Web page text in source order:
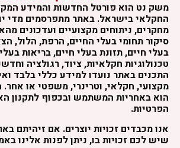
משק נט הוא פורטל החדשות והמידע
החקלאי בישראל. באתר מתפרסמים מדי
מחקרים, ניתוחים מקצועיים ועדכונים
סיקור תחומי בעלי החיים, הרפת, הלול,
בעלי חיים, תזונת בעלי חיים, בריאות
טכנולוגיות חקלאיות, ציוד, רגולציה
התכנים באתר נועדו למידע כללי בלבד
מקצועי, חקלאי, וטרינרי, משפטי או
הוא באחריות המשתמש ובכפוף לתקנון
הפרטיות.
אנו מכבדים זכויות יוצרים. אם זיהיתם
שיש לכם זכויות בו, ניתן לפנות אלינו